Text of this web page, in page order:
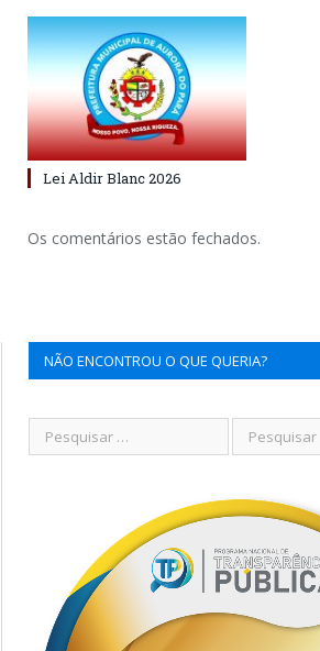
Lei Aldir Blanc 2026
Os comentários estão fechados.
NÃO ENCONTROU O QUE QUERIA?